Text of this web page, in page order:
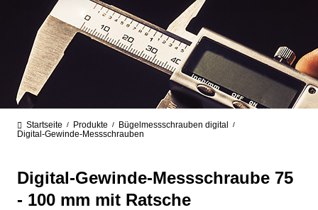
Startseite / Produkte / Bügelmessschrauben digital /
Digital-Gewinde-Messschrauben
Digital-Gewinde-Messschraube 75
- 100 mm mit Ratsche